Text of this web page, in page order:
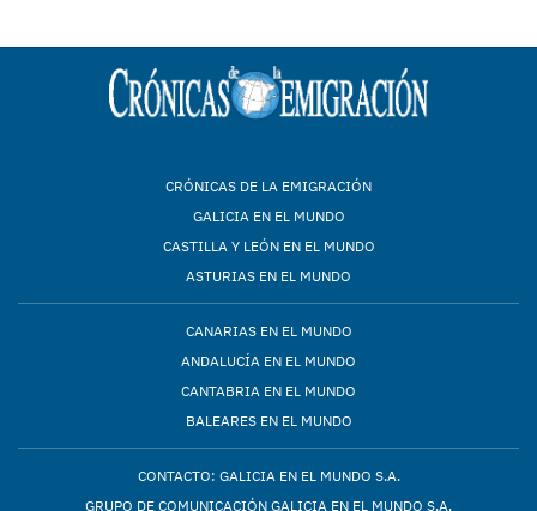
CRÓNICAS DE LA EMIGRACIÓN
GALICIA EN EL MUNDO
CASTILLA Y LEÓN EN EL MUNDO
ASTURIAS EN EL MUNDO
CANARIAS EN EL MUNDO
ANDALUCÍA EN EL MUNDO
CANTABRIA EN EL MUNDO
BALEARES EN EL MUNDO
CONTACTO: GALICIA EN EL MUNDO S.A.
GRUPO DE COMUNICACIÓN GALICIA EN EL MUNDO S.A.